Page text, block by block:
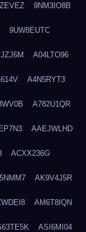
9NM3IO8B
9UW8EUTC
A04LTO96
A4N5RYT3
A782U1QR
AAEJWLHD
ACXX236G
AK9V4J5R
AM6T8IQN
ASI6MI04